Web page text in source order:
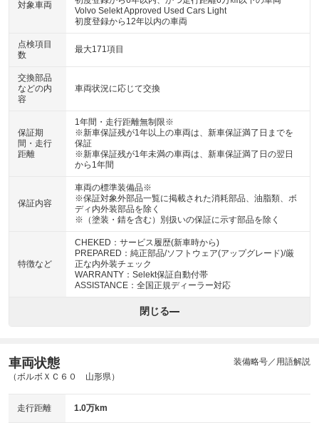
対象車両
Volvo Selekt Approved Used Cars Light
初度登録から12年以内の車両
点検項目
数
最大171項目
交換部品
などの内
容
車両状況に応じて交換
保証期
間・走行
距離
1年間・走行距離無制限※
※新車保証残が1年以上の車両は、新車保証満了日までを
保証
※新車保証残が1年未満の車両は、新車保証満了日の翌日
から1年間
保証内容
車両の標準装備品※
※保証対象外部品一覧に掲載された消耗部品、油脂類、ボ
ディ内外装部品を除く
※（塗装・錆を含む）別扱いの保証に示す部品を除く
特徴など
CHEKED：サービス履歴(新車時から)
PREPARED：純正部品/ソフトウェア(アップグレード)/厳
正な内外装チェック
WARRANTY：Selekt保証自動付帯
ASSISTANCE：全国正規ディーラー対応
閉じる
車両状態
（ボルボＸＣ６０ 山形県）
装備略号／用語解説
走行距離 1.0万km